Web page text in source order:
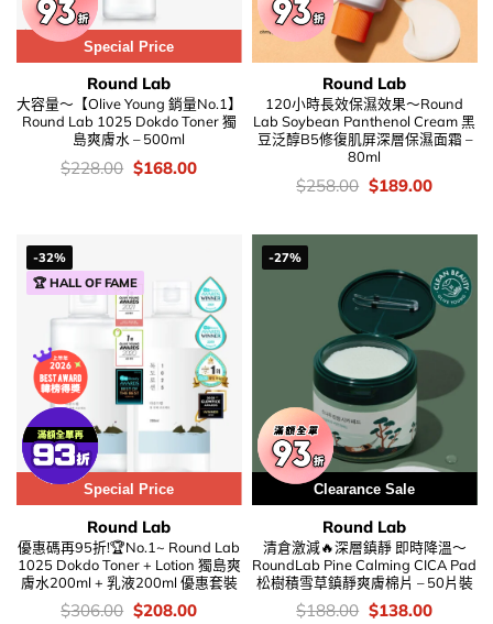
Special Price
Round Lab
大容量～【Olive Young 銷量No.1】
Round Lab 1025 Dokdo Toner 獨
島爽膚水 – 500ml
價
錢：
$228.00 Original
price
$168.00Current
Round Lab
120小時長效保濕效果～Round
Lab Soybean Panthenol Cream 黑
豆泛醇B5修復肌屏深層保濕面霜 –
80ml
價
錢：
$258.00 Original
price
$258.00.
$189.00Current
-32%
🏆 HALL OF FAME
Special Price
Round Lab
優惠碼再95折!🏆No.1~ Round Lab
1025 Dokdo Toner + Lotion 獨島爽
膚水200ml + 乳液200ml 優惠套裝
價
$306.00 Original
$208.00Current
-27%
Clearance Sale
Round Lab
清倉激減🔥深層鎮靜 即時降溫～
RoundLab Pine Calming CICA Pad
松樹積雪草鎮靜爽膚棉片 – 50片裝
價
$188.00 Original
$138.00Current